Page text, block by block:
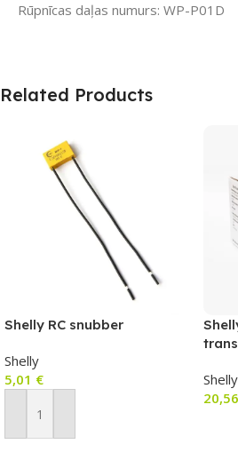
Rūpnīcas daļas numurs: WP-P01D
Related Products
Shelly RC snubber
Shelly
5,01 €
Pievienot Grozam
Shelly
20,56